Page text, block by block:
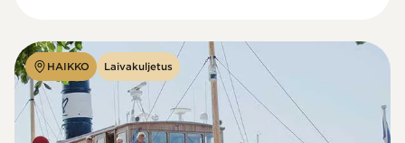
HAIKKO Laivakuljetus